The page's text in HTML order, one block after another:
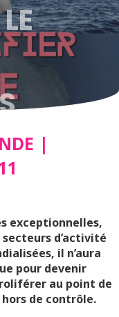
|
exceptionnelles,
d’activité
il n’aura
pour devenir
au point de
de contrôle.